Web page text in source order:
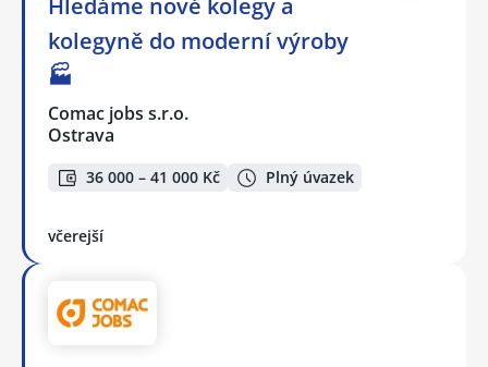
kolegyně do moderní výroby
🏭
Comac jobs s.r.o.
Ostrava
36 000 – 41 000 Kč Plný úvazek
včerejší